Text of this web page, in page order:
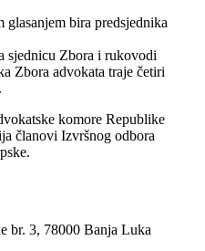
glasanjem bira predsjednika
sjednicu Zbora i rukovodi
Zbora advokata traje četiri
komore Republike
članovi Izvršnog odbora
br. 3, 78000 Banja Luka